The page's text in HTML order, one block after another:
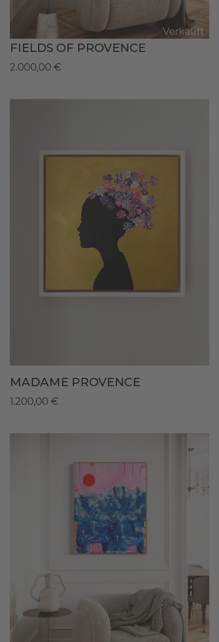
Verkauft
FIELDS OF PROVENCE
2.000,00 €
MADAME PROVENCE
1.200,00 €